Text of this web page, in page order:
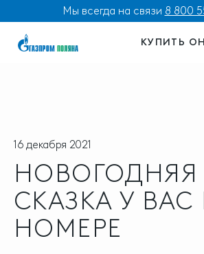
Мы всегда на связи 8 800
КУПИТЬ
16 декабря 2021
НОВОГОДНЯЯ
СКАЗКА У ВАС
НОМЕРЕ